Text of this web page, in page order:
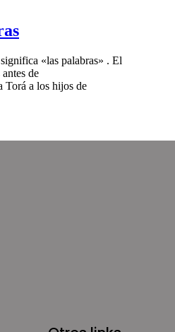
«las palabras» . El
de
Torá a los hijos de